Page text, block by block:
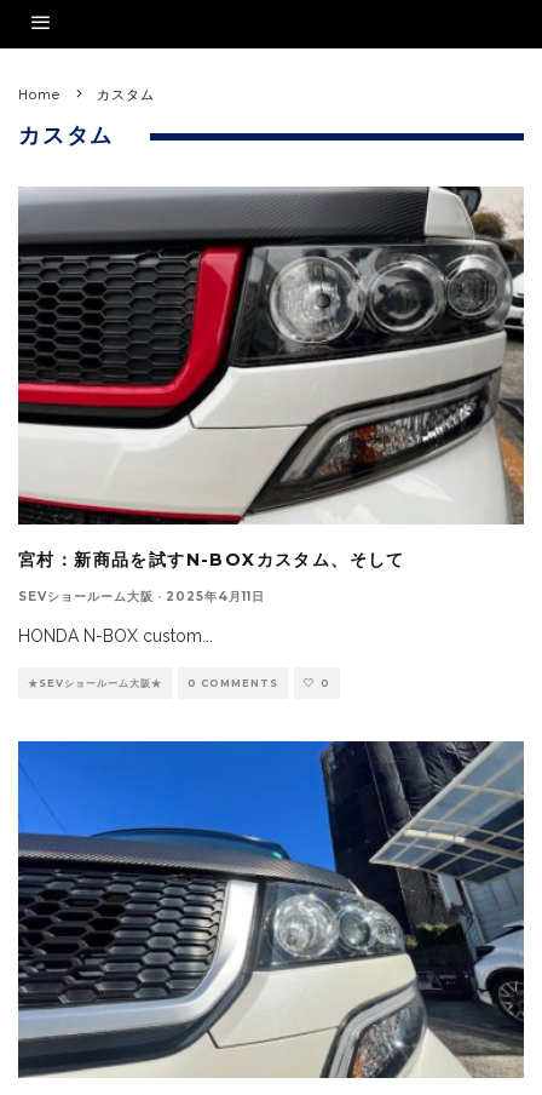
Home カスタム
カスタム
宮村：新商品を試すN-BOXカスタム、そして
SEVショールーム大阪 · 2025年4月11日
HONDA N-BOX custom
★SEVショールーム大阪★ 0 COMMENTS 0